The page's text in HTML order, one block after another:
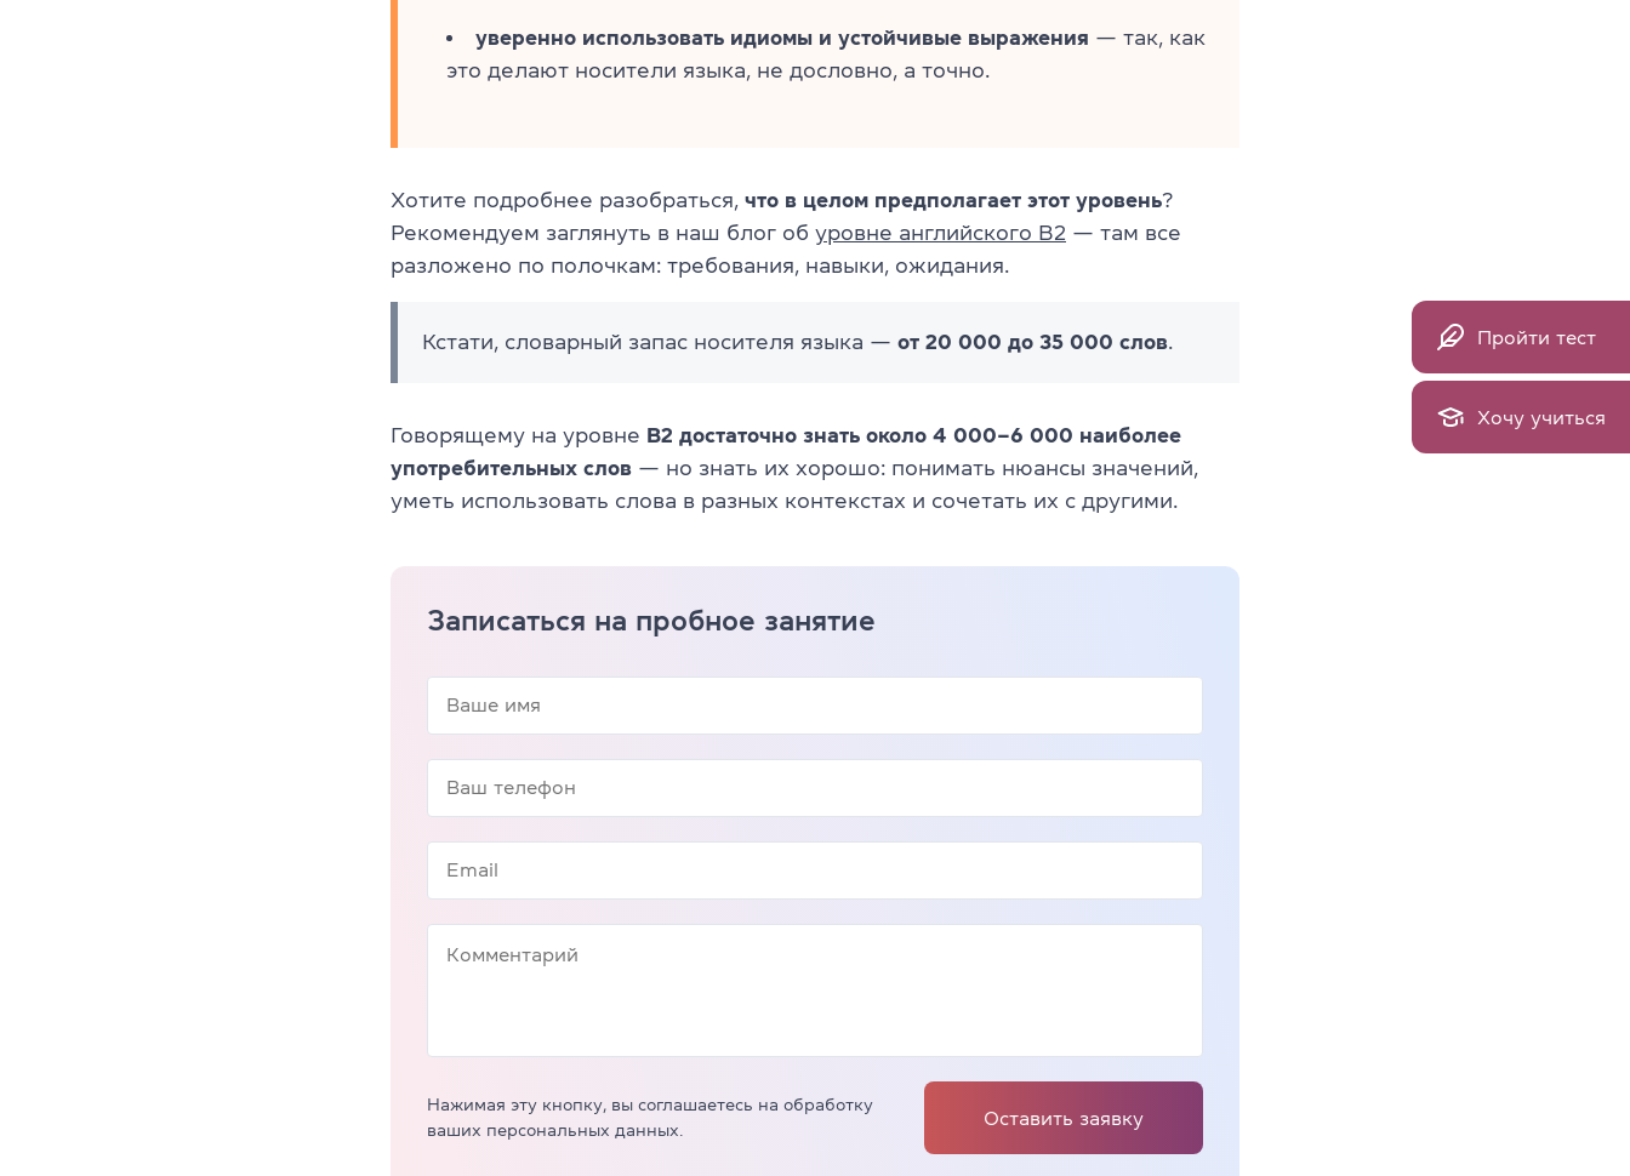
уверенно использовать идиомы и устойчивые выражения — так, как
это делают носители языка, не дословно, а точно.
Хотите подробнее разобраться, что в целом предполагает этот уровень?
Рекомендуем заглянуть в наш блог об уровне английского B2 — там все
разложено по полочкам: требования, навыки, ожидания.
Кстати, словарный запас носителя языка — от 20 000 до 35 000 слов.
Говорящему на уровне B2 достаточно знать около 4 000–6 000 наиболее
употребительных слов — но знать их хорошо: понимать нюансы значений,
уметь использовать слова в разных контекстах и сочетать их с другими.
Записаться на пробное занятие
Нажимая эту кнопку, вы соглашаетесь на обработку
ваших персональных данных.
Оставить заявку
Пройти тест
Хочу учиться